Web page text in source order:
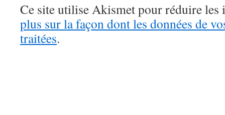
Ce site utilise Akismet pour réduire les
plus sur la façon dont les données de
traitées.